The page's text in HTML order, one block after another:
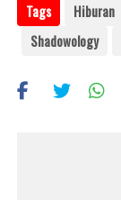
Tags Hiburan
Shadowology